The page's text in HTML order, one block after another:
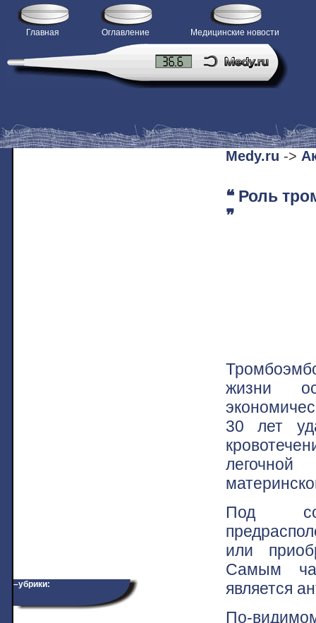
Главная Оглавление Медицинские новости
–убрики:
Medy.ru ->
❝ Роль
❞
жизни
30 лет
Под
или
Самым
является
По-